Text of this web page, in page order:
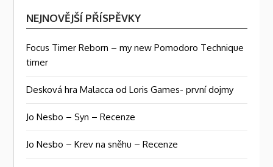
NEJNOVĚJŠÍ PŘÍSPĚVKY
Focus Timer Reborn – my new Pomodoro Technique
timer
Desková hra Malacca od Loris Games- první dojmy
Jo Nesbo – Syn – Recenze
Jo Nesbo – Krev na sněhu – Recenze